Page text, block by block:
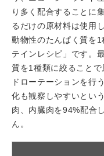
り多く配合することに
るだけの原材料は使用
動物性のたんぱく質を
テインレシピ」です。
質を1種類に絞ること
ドローテーションを行
化も観察しやすいとい
肉、内臓肉を94%配合
ん。